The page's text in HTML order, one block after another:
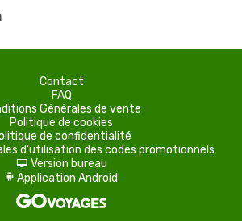
Contact
FAQ
Générales de vente
Politique de cookies
de confidentialité
d'utilisation des codes promotionnels
d Version bureau
A Application Android